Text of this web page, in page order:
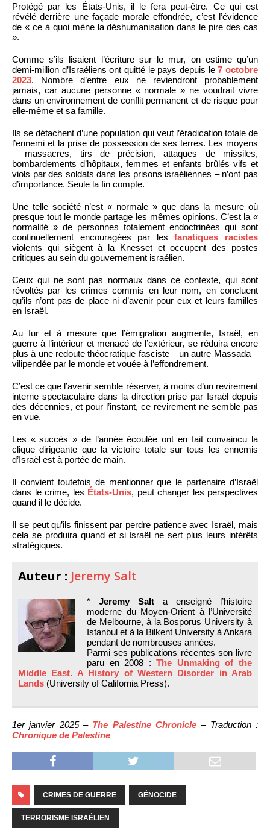
Protégé par les États-Unis, il le fera peut-être. Ce qui est
révélé derrière une façade morale effondrée, c’est l’évidence
de « ce à quoi mène la déshumanisation dans le pire des cas
».
Comme s’ils lisaient l’écriture sur le mur, on estime qu’un
demi-million d’Israéliens ont quitté le pays depuis le7 octobre
2023. Nombre d’entre eux ne reviendront probablement
jamais, car aucune personne « normale » ne voudrait vivre
dans un environnement de conflit permanent et de risque pour
elle-même et sa famille.
Ils se détachent d’une population qui veut l’éradication totale de
l’ennemi et la prise de possession de ses terres. Les moyens
– massacres, tirs de précision, attaques de missiles,
bombardements d’hôpitaux, femmes et enfants brûlés vifs et
viols par des soldats dans les prisons israéliennes – n’ont pas
d’importance. Seule la fin compte.
Une telle société n’est « normale » que dans la mesure où
presque tout le monde partage les mêmes opinions. C’est la «
normalité » de personnes totalement endoctrinées qui sont
continuellement encouragées par lesfanatiques racistes
violents qui siègent à la Knesset et occupent des postes
critiques au sein du gouvernement israélien.
Ceux qui ne sont pas normaux dans ce contexte, qui sont
révoltés par les crimes commis en leur nom, en concluent
qu’ils n’ont pas de place ni d’avenir pour eux et leurs familles
en Israël.
Au fur et à mesure que l’émigration augmente, Israël, en
guerre à l’intérieur et menacé de l’extérieur, se réduira encore
plus à une redoute théocratique fasciste – un autre Massada –
vilipendée par le monde et vouée à l’effondrement.
C’est ce que l’avenir semble réserver, à moins d’un revirement
interne spectaculaire dans la direction prise par Israël depuis
des décennies, et pour l’instant, ce revirement ne semble pas
en vue.
Les « succès » de l’année écoulée ont en fait convaincu la
clique dirigeante que la victoire totale sur tous les ennemis
d’Israël est à portée de main.
Il convient toutefois de mentionner que le partenaire d’Israël
dans le crime, les États-Unis, peut changer les perspectives
quand il le décide.
Il se peut qu’ils finissent par perdre patience avec Israël, mais
cela se produira quand et si Israël ne sert plus leurs intérêts
stratégiques.
Auteur : Jeremy Salt
* Jeremy Salt a enseigné l’histoire
moderne du Moyen-Orient à l’Université
de Melbourne, à la Bosporus University à
Istanbul et à la Bilkent University à Ankara
pendant de nombreuses années.
Parmi ses publications récentes son livre
paru en 2008 :The Unmaking of the
Middle East. A History of Western Disorder in Arab
Lands (University of California Press).
1er janvier 2025 – The Palestine Chronicle – Traduction :
Chronique de Palestine
CRIMES DE GUERRE GÉNOCIDE
TERRORISME ISRAÉLIEN